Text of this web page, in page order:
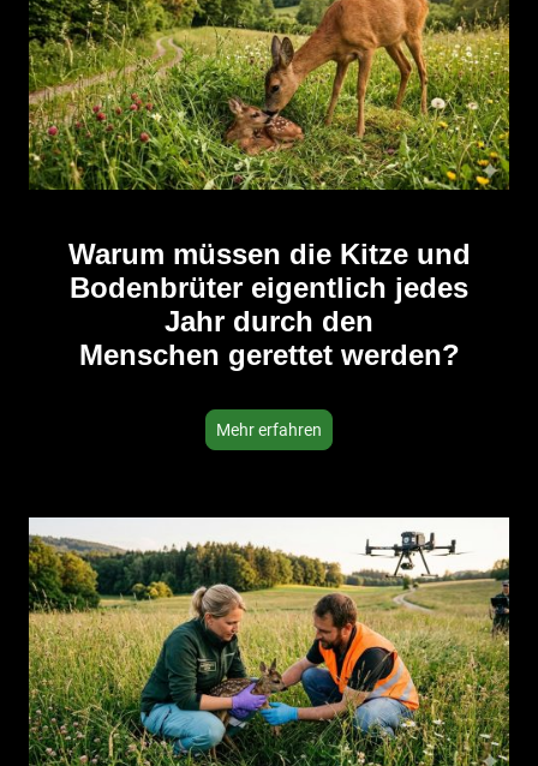
Warum müssen die Kitze und
Bodenbrüter eigentlich jedes
Jahr durch den
Menschen gerettet werden?
Mehr erfahren